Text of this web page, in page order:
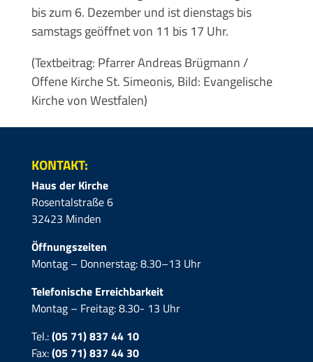
bis zum 6. Dezember und ist dienstags bis
samstags geöffnet von 11 bis 17 Uhr.
(Textbeitrag: Pfarrer Andreas Brügmann /
Offene Kirche St. Simeonis, Bild: Evangelische
Kirche von Westfalen)
KONTAKT:
Haus der Kirche
Rosentalstraße 6
32423 Minden
Öffnungszeiten
Montag – Donnerstag: 8.30–13 Uhr
Telefonische Erreichbarkeit
Montag – Freitag: 8.30- 13 Uhr
Tel.:(05 71) 837 44 10
Fax:(05 71)837 44 30